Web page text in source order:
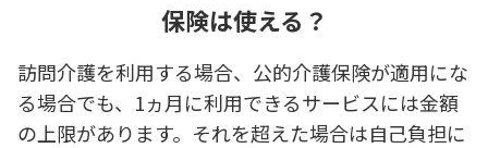
保険は使える？
訪問介護を利用する場合、公的介護保険が適用にな
る場合でも、1ヵ月に利用できるサービスには金額
の上限があります。それを超えた場合は自己負担に